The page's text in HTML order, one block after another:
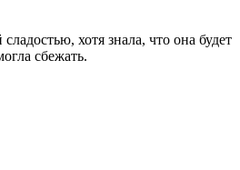
хотя знала, что она будет
сбежать.